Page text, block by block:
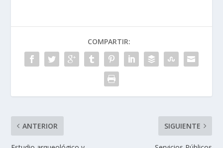
COMPARTIR:
ANTERIOR SIGUIENTE